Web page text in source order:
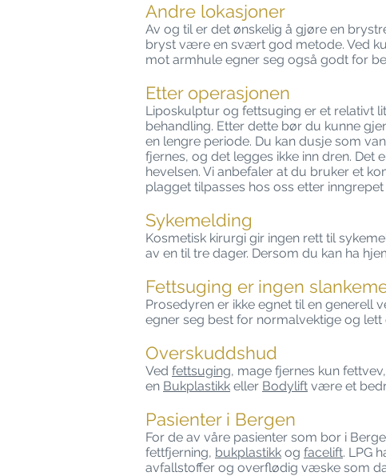
Andre lokasjoner
Av og til er det ønskelig å gjøre en
bryst være en svært god metode. Ved
mot armhule egner seg også godt for
Etter operasjonen
Liposkulptur og fettsuging er et relativt
behandling. Etter dette bør du kunne
en lengre periode. Du kan dusje som
fjernes, og det legges ikke inn dren.
hevelsen. Vi anbefaler at du bruker et
plagget tilpasses hos oss etter
Sykemelding
Kosmetisk kirurgi gir ingen rett til
av en til tre dager. Dersom du kan ha
Fettsuging er ingen
Prosedyren er ikke egnet til en generell
egner seg best for normalvektige og lett
Overskuddshud
Ved fettsuging, mage fjernes kun
en Bukplastikk eller Bodylift være et
Pasienter i Bergen
For de av våre pasienter som bor i
fettfjerning, bukplastikk og facelift. LPG
avfallstoffer og overflødig væske som